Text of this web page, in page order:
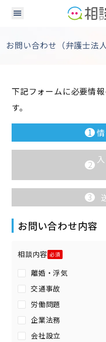
お問い合わせ（弁護士法
下記フォームに必要情
す。
1
2
3
お問い合わせ内容
相談内容
離婚・浮気
交通事故
労働問題
企業法務
会社設立